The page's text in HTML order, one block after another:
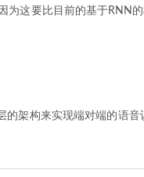
为这要比目前的基于RNN
的架构来实现端对端的语